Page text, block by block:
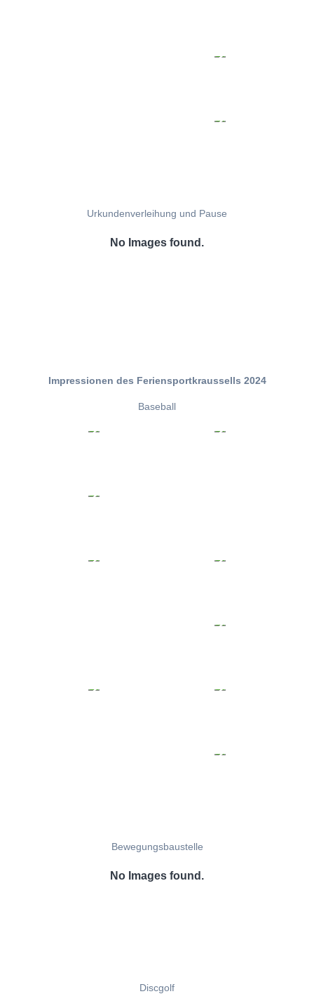
Urkundenverleihung und Pause
No Images found.
Impressionen des Feriensportkraussells 2024
Baseball
Bewegungsbaustelle
No Images found.
Discgolf